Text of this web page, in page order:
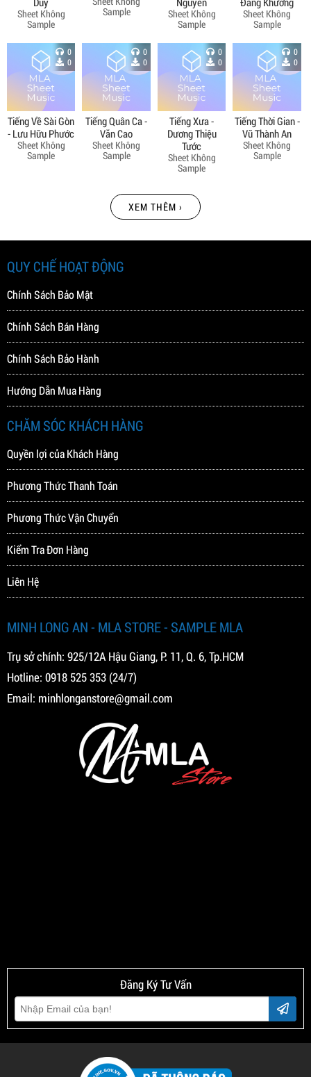
Sheet Không
Sample
Sample Sheet Không
Sample
Sheet Không
Sample
0
0
Tiếng Về Sài Gòn
- Lưu Hữu Phước
Sheet Không
Sample
0
0
Tiếng Quân Ca -
Văn Cao
Sheet Không
Sample
0
0
Tiếng Xưa -
Dương Thiệu
Tước
Sheet Không
Sample
0
0
Tiếng Thời Gian -
Vũ Thành An
Sheet Không
Sample
XEM THÊM ›
QUY CHẾ HOẠT ĐỘNG
Chính Sách Bảo Mật
Chính Sách Bán Hàng
Chính Sách Bảo Hành
Hướng Dẫn Mua Hàng
CHĂM SÓC KHÁCH HÀNG
Quyền lợi của Khách Hàng
Phương Thức Thanh Toán
Phương Thức Vận Chuyển
Kiểm Tra Đơn Hàng
Liên Hệ
MINH LONG AN - MLA STORE - SAMPLE MLA
Trụ sở chính: 925/12A Hậu Giang, P. 11, Q. 6, Tp.HCM
Hotline: 0918 525 353 (24/7)
Email: minhlonganstore@gmail.com
Đăng Ký Tư Vấn